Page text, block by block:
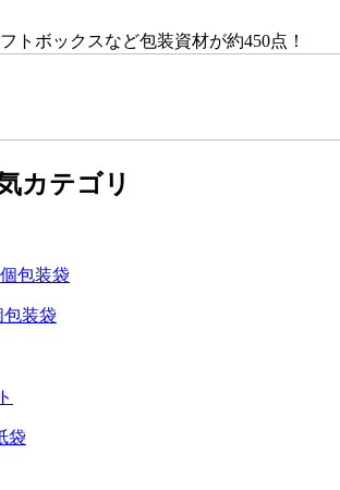
トボックスなど包装資材が約450点！
カテゴリ
包装袋
袋